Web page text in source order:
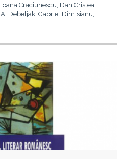
Crăciunescu, Dan Cristea,
Debeljak, Gabriel Dimisianu,